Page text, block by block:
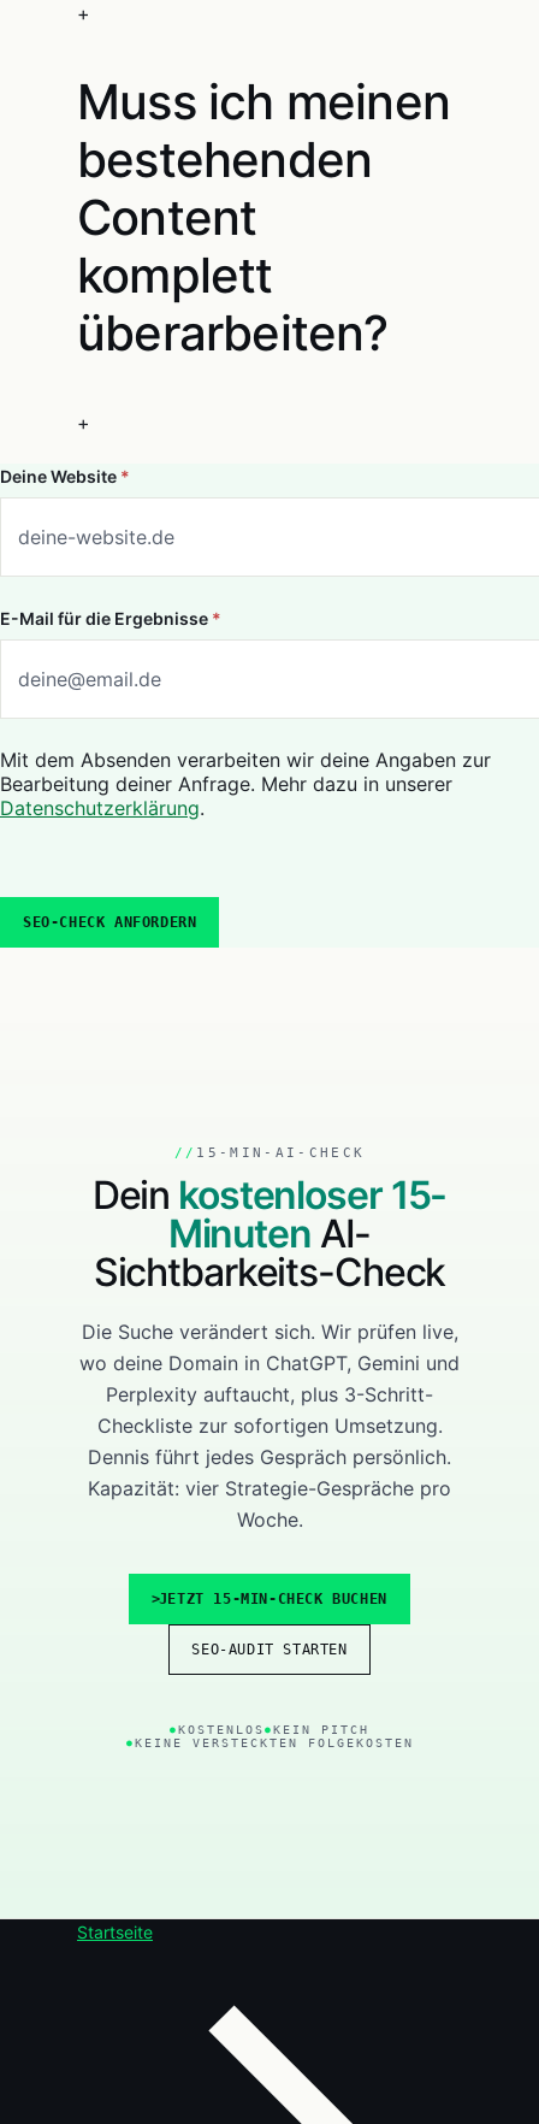
+
Muss ich meinen
bestehenden
Content
komplett
überarbeiten?
+
Deine Website *
E-Mail für die Ergebnisse *
Mit dem Absenden verarbeiten wir deine Angaben zur
Bearbeitung deiner Anfrage. Mehr dazu in unserer
Datenschutzerklärung.
SEO-CHECK ANFORDERN
15-MIN-AI-CHECK
Dein kostenloser 15-
Minuten AI-
Sichtbarkeits-Check
Die Suche verändert sich. Wir prüfen live,
wo deine Domain in ChatGPT, Gemini und
Perplexity auftaucht, plus 3-Schritt-
Checkliste zur sofortigen Umsetzung.
Dennis führt jedes Gespräch persönlich.
Kapazität: vier Strategie-Gespräche pro
Woche.
JETZT 15-MIN-CHECK BUCHEN
SEO-AUDIT STARTEN
KOSTENLOS
KEIN PITCH
KEINE VERSTECKTEN FOLGEKOSTEN
Startseite